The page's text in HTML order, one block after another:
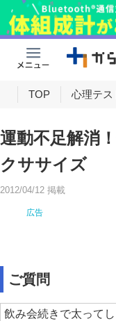
TOP 心理テス
運動不足解消
クササイズ
2012/04/12 掲載
ご質問
飲み会続きで太って